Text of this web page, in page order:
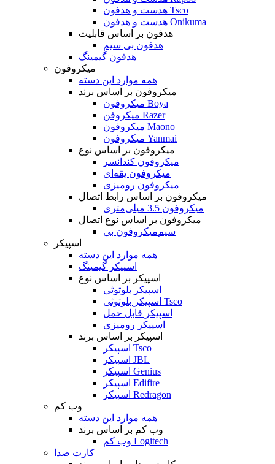
هدست و هدفون Tsco
هدست و هدفون Onikuma
هدفون بر اساس قابلیت
هدفون بی سیم
هدفون گیمینگ
میکروفون
همه موارد این دسته
میکروفون بر اساس برند
میکروفون Boya
میکروفن Razer
میکروفون Maono
میکروفون Yanmai
میکروفون بر اساس نوع
میکروفون کندانسر
میکروفون یقه‌ای
میکروفون رومیزی
میکروفون بر اساس رابط اتصال
میکروفون 3.5 میلی‌متری
میکروفون بر اساس نوع اتصال
میکروفون بی‌‎سیم
اسپیکر
همه موارد این دسته
اسپیکر گیمینگ
اسپیکر بر اساس نوع
اسپیکر بلوتوثی
اسپیکر بلوتوثی Tsco
اسپیکر قابل حمل
اسپیکر رومیزی
اسپیکر بر اساس برند
اسپیکر Tsco
اسپیکر JBL
اسپیکر Genius
اسپیکر Edifire
اسپیکر Redragon
وب کم
همه موارد این دسته
وب کم بر اساس برند
وب کم Logitech
کارت صدا